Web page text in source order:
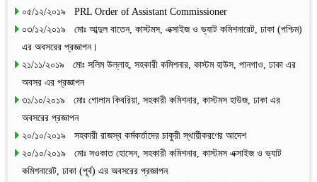
০৫/১২/২০১৯ PRL Order of Assistant Commissioner
০৩/১২/২০১৯ মোঃ আব্দুল বাতেন, কাস্টমস, এক্সাইজ ও ভ্যাট কমিশনারেট, ঢাকা (পশ্চিম)
এর অবসরের প্রজ্ঞাপন।
২১/১১/২০১৯ মোঃ সলিম উল্লাহ, সহকারী কমিশনার, কাস্টম হাউস, পানগাও, ঢাকা এর
অবসর এর প্রজ্ঞাপন
৩১/১০/২০১৯ মোঃ গোলাম কিবরিয়া, সহকারী কমিশনার, কাস্টমস হাউজ, ঢাকা এর
অবসরের প্রজ্ঞাপন
২০/১০/২০১৯ সহকারী রাজস্ব কর্মকর্তাদের চাকুরী স্থায়ীকরণের আদেশ
২০/১০/২০১৯ মোঃ সওকাত হোসেন, সহকারী কমিশনার, কাস্টমস এক্সাইজ ও ভ্যাট
কমিশনারেট, ঢাকা (পূর্ব) এর অবসরের প্রজ্ঞাপন